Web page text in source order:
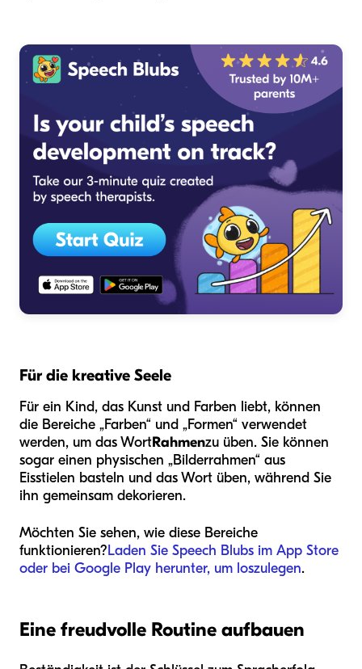
Für die kreative Seele
Für ein Kind, das Kunst und Farben liebt, können
die Bereiche „Farben“ und „Formen“ verwendet
werden, um das WortRahmenzu üben. Sie können
sogar einen physischen „Bilderrahmen“ aus
Eisstielen basteln und das Wort üben, während Sie
ihn gemeinsam dekorieren.
Möchten Sie sehen, wie diese Bereiche
funktionieren?Laden Sie Speech Blubs im App Store
oder bei Google Play herunter, um loszulegen.
Eine freudvolle Routine aufbauen